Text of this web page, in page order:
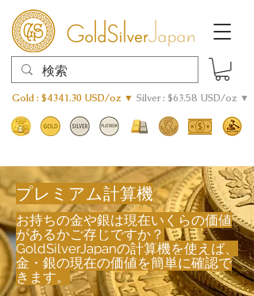
Gold : $4341.30 USD/oz ▼ Silver : $63.58 USD/oz ▼
プレミアム計算機
お持ちの金や銀は現在いくらの価値
があるかご存じですか？
GoldSilverJapanの計算機を使えば、
金・銀の現在の価値を簡単に確認で
きます。